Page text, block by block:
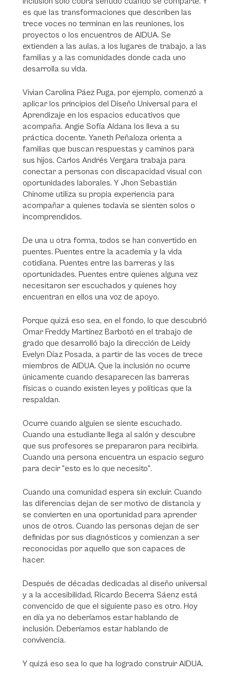
es que las transformaciones que describen las
trece voces no terminan en las reuniones, los
proyectos o los encuentros de AIDUA. Se
extienden a las aulas, a los lugares de trabajo, a las
familias y a las comunidades donde cada uno
desarrolla su vida.
Vivian Carolina Páez Puga, por ejemplo, comenzó a
aplicar los principios del Diseño Universal para el
Aprendizaje en los espacios educativos que
acompaña. Angie Sofía Aldana los lleva a su
práctica docente. Yaneth Peñaloza orienta a
familias que buscan respuestas y caminos para
sus hijos. Carlos Andrés Vergara trabaja para
conectar a personas con discapacidad visual con
oportunidades laborales. Y Jhon Sebastián
Chinome utiliza su propia experiencia para
acompañar a quienes todavía se sienten solos o
incomprendidos.
De una u otra forma, todos se han convertido en
puentes. Puentes entre la academia y la vida
cotidiana. Puentes entre las barreras y las
oportunidades. Puentes entre quienes alguna vez
necesitaron ser escuchados y quienes hoy
encuentran en ellos una voz de apoyo.
Porque quizá eso sea, en el fondo, lo que descubrió
Omar Freddy Martínez Barbotó en el trabajo de
grado que desarrolló bajo la dirección de Leidy
Evelyn Díaz Posada, a partir de las voces de trece
miembros de AIDUA. Que la inclusión no ocurre
únicamente cuando desaparecen las barreras
físicas o cuando existen leyes y políticas que la
respaldan.
Ocurre cuando alguien se siente escuchado.
Cuando una estudiante llega al salón y descubre
que sus profesores se prepararon para recibirla.
Cuando una persona encuentra un espacio seguro
para decir "esto es lo que necesito".
Cuando una comunidad espera sin excluir. Cuando
las diferencias dejan de ser motivo de distancia y
se convierten en una oportunidad para aprender
unos de otros. Cuando las personas dejan de ser
definidas por sus diagnósticos y comienzan a ser
reconocidas por aquello que son capaces de
hacer.
Después de décadas dedicadas al diseño universal
y a la accesibilidad, Ricardo Becerra Sáenz está
convencido de que el siguiente paso es otro. Hoy
en día ya no deberíamos estar hablando de
inclusión. Deberíamos estar hablando de
convivencia.
Y quizá eso sea lo que ha logrado construir AIDUA.